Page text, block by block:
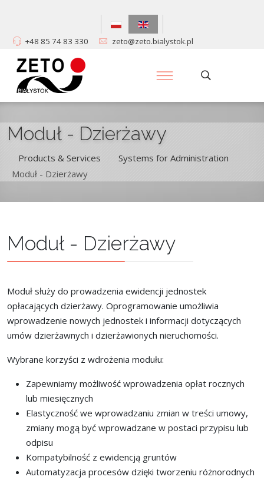
+48 85 74 83 330 zeto@zeto.bialystok.pl
Moduł - Dzierżawy
Products & Services Systems for Administration
Moduł - Dzierżawy
Moduł - Dzierżawy
Moduł służy do prowadzenia ewidencji jednostek
opłacających dzierżawy. Oprogramowanie umożliwia
wprowadzenie nowych jednostek i informacji dotyczących
umów dzierżawnych i dzierżawionych nieruchomości.
Wybrane korzyści z wdrożenia modułu:
Zapewniamy możliwość wprowadzenia opłat rocznych
lub miesięcznych
Elastyczność we wprowadzaniu zmian w treści umowy,
zmiany mogą być wprowadzane w postaci przypisu lub
odpisu
Kompatybilność z ewidencją gruntów
Automatyzacja procesów dzięki tworzeniu różnorodnych